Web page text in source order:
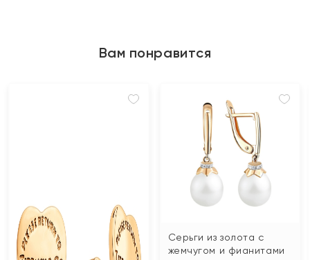
Вам понравится
Серьги из золота с
жемчугом и фианитами